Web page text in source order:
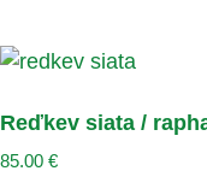
Reďkev siata /
85.00 €